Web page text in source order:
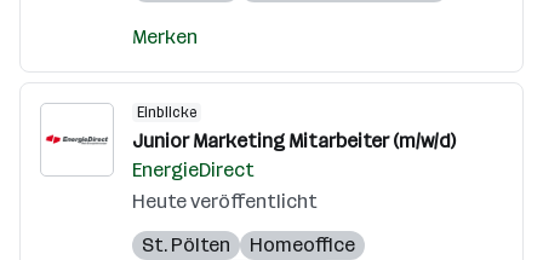
Merken
Einblicke
Junior Marketing Mitarbeiter (m/w/d)
EnergieDirect
Heute veröffentlicht
St. Pölten
Homeoffice